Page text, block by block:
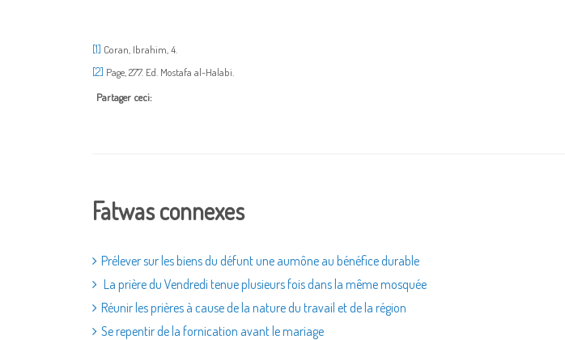
[1] Coran, Ibrahim, 4.
[2] Page, 277. Ed. Mostafa al-Halabi.
Partager ceci:
Fatwas connexes
Prélever sur les biens du défunt une aumône au bénéfice durable
La prière du Vendredi tenue plusieurs fois dans la même mosquée
Réunir les prières à cause de la nature du travail et de la région
Se repentir de la fornication avant le mariage